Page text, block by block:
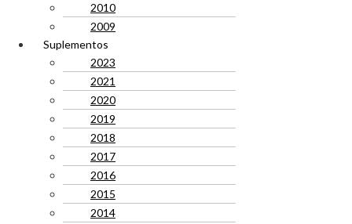
2010
2009
Suplementos
2023
2021
2020
2019
2018
2017
2016
2015
2014